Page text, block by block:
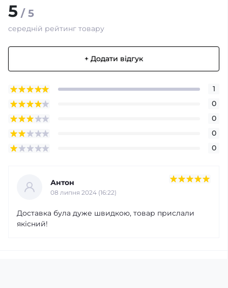
5 / 5
середній рейтинг товару
+ Додати відгук
1
0
0
0
0
Антон
08 липня 2024 (16:22)
Доставка була дуже швидкою, товар прислали
якісний!